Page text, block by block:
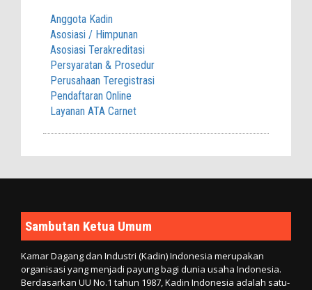
Anggota Kadin
Asosiasi / Himpunan
Asosiasi Terakreditasi
Persyaratan & Prosedur
Perusahaan Teregistrasi
Pendaftaran Online
Layanan ATA Carnet
Sambutan Ketua Umum
Kamar Dagang dan Industri (Kadin) Indonesia merupakan
organisasi yang menjadi payung bagi dunia usaha Indonesia.
Berdasarkan UU No.1 tahun 1987, Kadin Indonesia adalah satu-